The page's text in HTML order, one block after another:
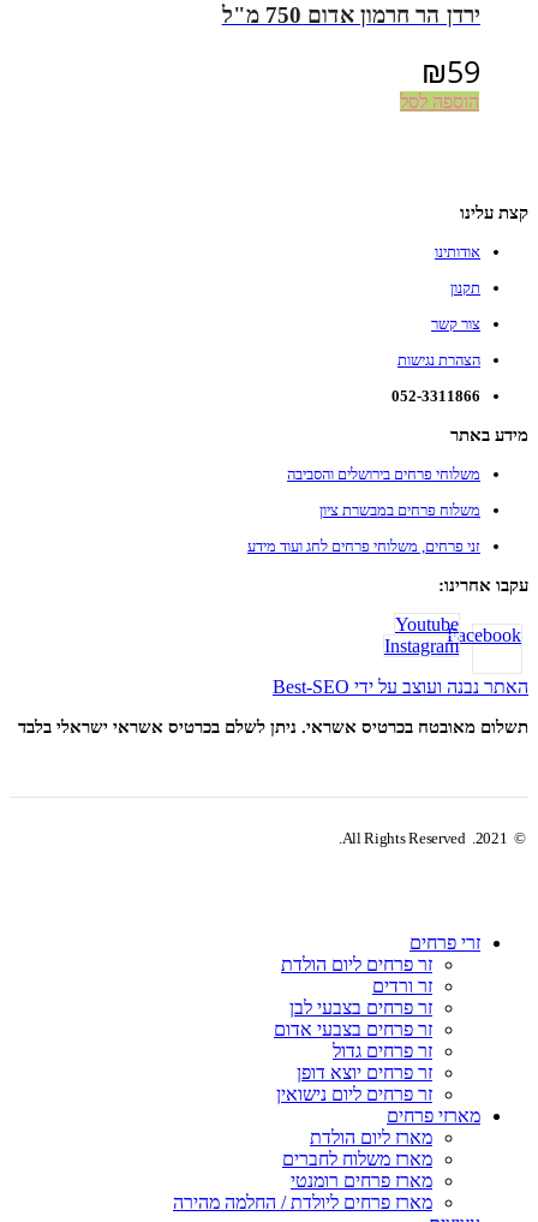
ירדן הר חרמון אדום 750 מ"ל
₪59
הוספה לסל
קצת עלינו
אודותינו
תקנון
צור קשר
הצהרת נגישות
052-3311866
מידע באתר
משלוחי פרחים בירושלים והסביבה
משלוח פרחים במבשרת ציון
זני פרחים, משלוחי פרחים לחג ועוד מידע
עקבו אחרינו:
Facebook
Youtube
Instagram
האתר נבנה ועוצב על ידי Best-SEO
תשלום מאובטח בכרטיס אשראי. ניתן לשלם בכרטיס אשראי ישראלי בלבד
© 2021. All Rights Reserved.
זרי פרחים
זר פרחים ליום הולדת
זר ורדים
זר פרחים בצבעי לבן
זר פרחים בצבעי אדום
זר פרחים גדול
זר פרחים יוצא דופן
זר פרחים ליום נישואין
מארזי פרחים
מארז ליום הולדת
מארז משלוח לחברים
מארז פרחים רומנטי
מארז פרחים ליולדת / החלמה מהירה